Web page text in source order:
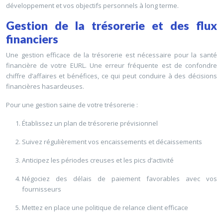
développement et vos objectifs personnels à long terme.
Gestion de la trésorerie et des flux
financiers
Une gestion efficace de la trésorerie est nécessaire pour la santé
financière de votre EURL. Une erreur fréquente est de confondre
chiffre d’affaires et bénéfices, ce qui peut conduire à des décisions
financières hasardeuses.
Pour une gestion saine de votre trésorerie :
Établissez un plan de trésorerie prévisionnel
Suivez régulièrement vos encaissements et décaissements
Anticipez les périodes creuses et les pics d’activité
Négociez des délais de paiement favorables avec vos
fournisseurs
Mettez en place une politique de relance client efficace